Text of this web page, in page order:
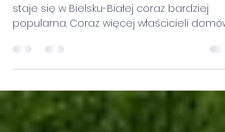
Fotovoltaika Kamil Poźniak
Inwestycja w odnawialne źródła energii
firm decyduje się na fotowoltaikę, aby
oszczędzać na rachunkach i korzystać z
darmowej energii słonecznej.